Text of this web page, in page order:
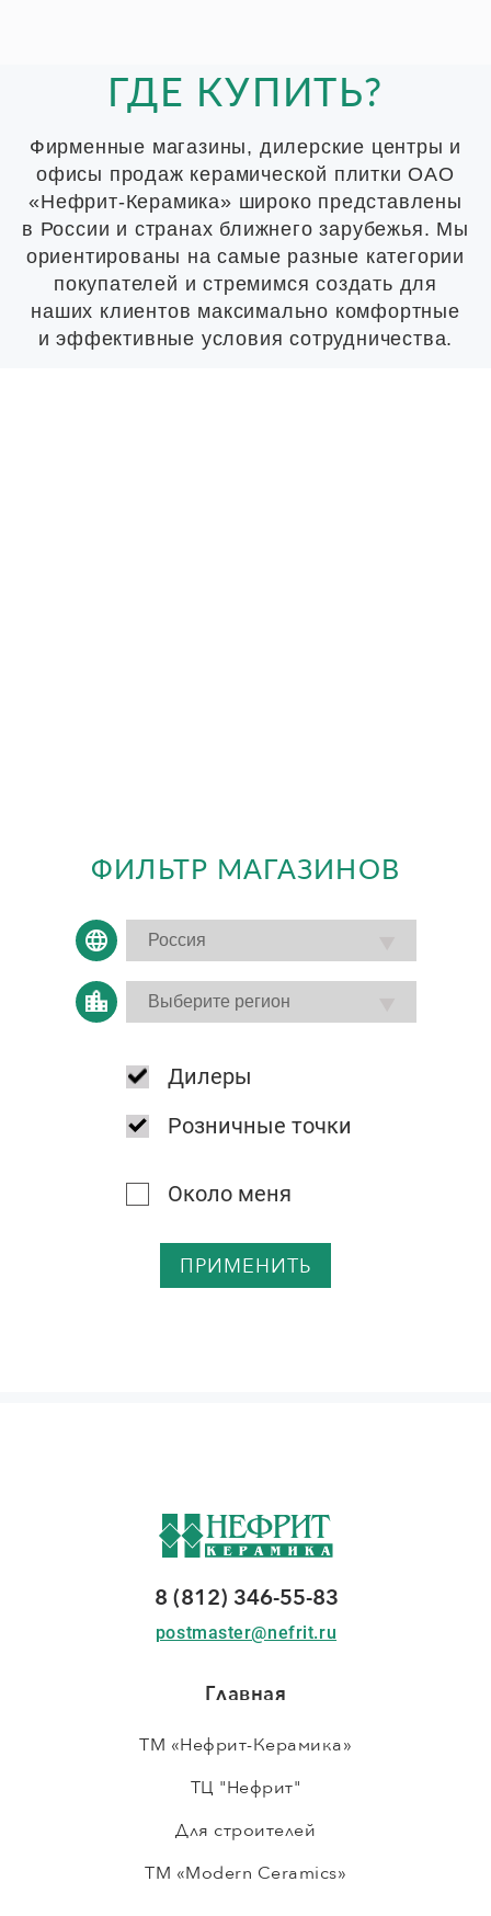
ГДЕ КУПИТЬ?
Фирменные магазины, дилерские центры и
офисы продаж керамической плитки ОАО
«Нефрит-Керамика» широко представлены
в России и странах ближнего зарубежья. Мы
ориентированы на самые разные категории
покупателей и стремимся создать для
наших клиентов максимально комфортные
и эффективные условия сотрудничества.
ФИЛЬТР МАГАЗИНОВ
Дилеры
Розничные точки
Около меня
ПРИМЕНИТЬ
8 (812) 346-55-83
postmaster@nefrit.ru
Главная
ТМ «Нефрит-Керамика»
ТЦ "Нефрит"
Для строителей
ТМ «Modern Ceramics»